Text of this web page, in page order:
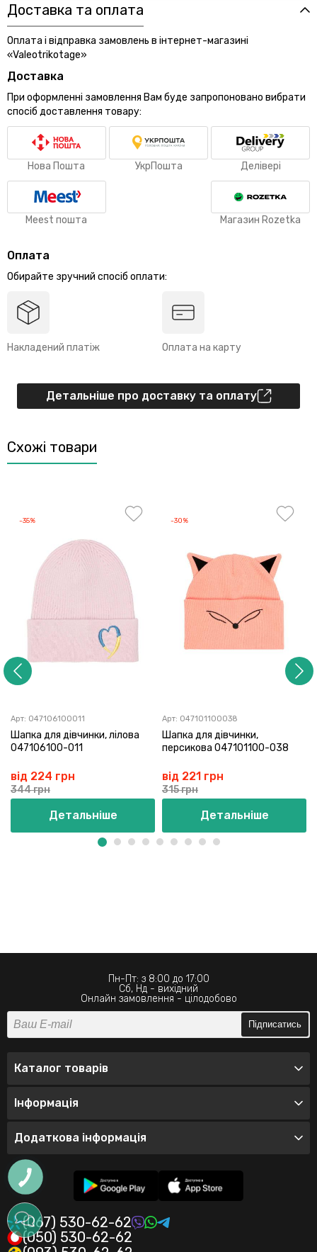
Доставка та оплата
Оплата і відправка замовлень в інтернет-магазині
«Valeotrikotage»
Доставка
При оформленні замовлення Вам буде запропоновано вибрати
спосіб доставлення товару:
Нова Пошта УкрПошта Делівері
Meest пошта Магазин Rozetka
Оплата
Обирайте зручний спосіб оплати:
Накладений платіж Оплата на карту
Детальніше про доставку та оплату
Схожі товари
-35%
Арт: 047106100011
Шапка для дівчинки, лілова
047106100-011
від 224 грн
344 грн
Детальніше
-30%
Арт: 047101100038
Шапка для дівчинки,
персикова 047101100-038
від 221 грн
315 грн
Детальніше
Пн-Пт: з 8:00 до 17:00
Сб, Нд - вихідний
Онлайн замовлення - цілодобово
Підписатись
Каталог товарів
Інформація
Додаткова інформація
(067) 530-62-62
(050) 530-62-62